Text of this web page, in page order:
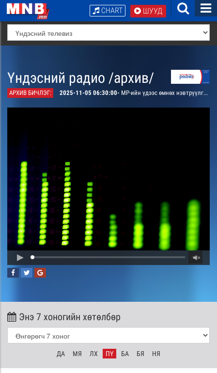
ШУУД
CHART
Үндэсний радио /архив/
АРХИВ БИЧЛЭГ: 2025-11-05 06:30:00- МР-ийн үдээс өмнөх нэвтрүүлгийн хөтөлбөр, цаг агаар танилцуулна.
Энэ 7 хоногийн хөтөлбөр
ДА МЯ ЛХ ПҮ БА БЯ НЯ